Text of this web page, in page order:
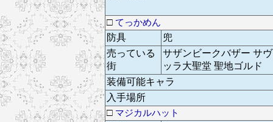
□ てっかめん
防具
兜
売っている
街
サザンビークバザー サ
ッラ大聖堂 聖地ゴルド
装備可能キャラ
入手場所
□ マジカルハット